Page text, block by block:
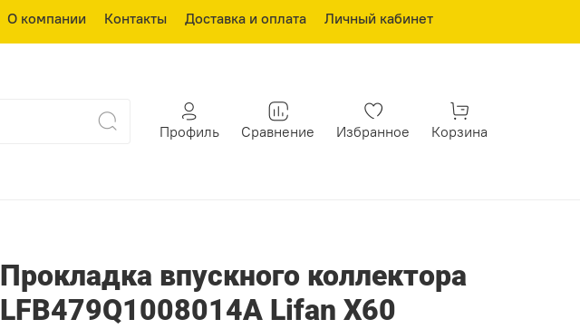
О компании Контакты Доставка и оплата Личный кабинет
Профиль Сравнение Избранное Корзина
Прокладка впускного коллектора
LFB479Q1008014A Lifan X60